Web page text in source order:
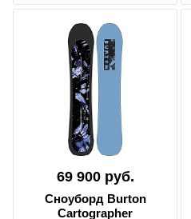
69 900 руб.
Сноуборд Burton
Cartographer